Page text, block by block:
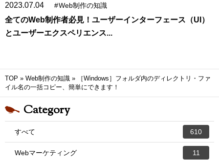
2023.07.04 #Web制作の知識
全てのWeb制作者必見！ユーザーインターフェース（UI）
とユーザーエクスペリエンス...
TOP » Web制作の知識 » ［Windows］フォルダ内のディレクトリ・ファ
イル名の一括コピー、簡単にできます！
Category
すべて 610
Webマーケティング 11